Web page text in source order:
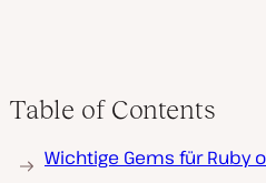
Table of Contents
Wichtige Gems für Ruby